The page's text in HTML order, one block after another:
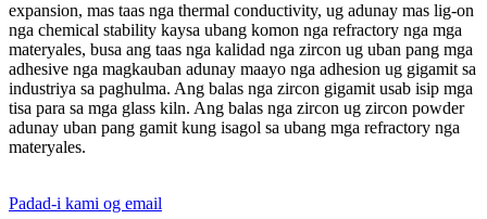
expansion, mas taas nga thermal conductivity, ug adunay mas lig-on
nga chemical stability kaysa ubang komon nga refractory nga mga
materyales, busa ang taas nga kalidad nga zircon ug uban pang mga
adhesive nga magkauban adunay maayo nga adhesion ug gigamit sa
industriya sa paghulma. Ang balas nga zircon gigamit usab isip mga
tisa para sa mga glass kiln. Ang balas nga zircon ug zircon powder
adunay uban pang gamit kung isagol sa ubang mga refractory nga
materyales.
Padad-i kami og email